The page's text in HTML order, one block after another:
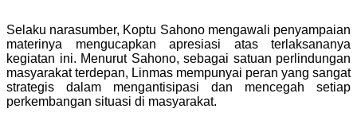
Selaku narasumber, Koptu Sahono mengawali penyampaian
materinya mengucapkan apresiasi atas terlaksananya
kegiatan ini. Menurut Sahono, sebagai satuan perlindungan
masyarakat terdepan, Linmas mempunyai peran yang sangat
strategis dalam mengantisipasi dan mencegah setiap
perkembangan situasi di masyarakat.